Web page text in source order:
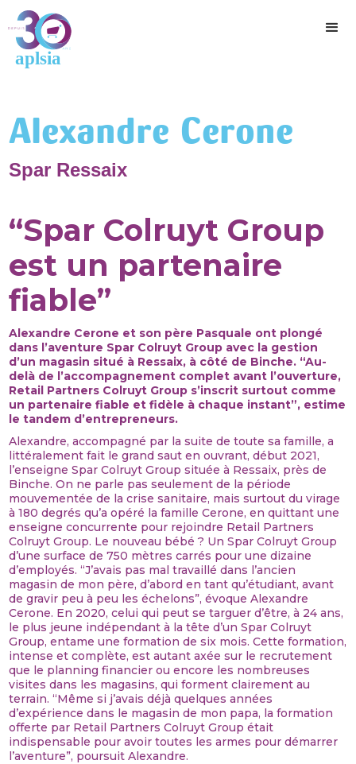
Alexandre Cerone
Spar Ressaix
“Spar Colruyt Group
est un partenaire
fiable”
Alexandre Cerone et son père Pasquale ont plongé
dans l’aventure Spar Colruyt Group avec la gestion
d’un magasin situé à Ressaix, à côté de Binche. “Au-
delà de l’accompagnement complet avant l’ouverture,
Retail Partners Colruyt Group s’inscrit surtout comme
un partenaire fiable et fidèle à chaque instant”, estime
le tandem d’entrepreneurs.
Alexandre, accompagné par la suite de toute sa famille, a
littéralement fait le grand saut en ouvrant, début 2021,
l’enseigne Spar Colruyt Group située à Ressaix, près de
Binche. On ne parle pas seulement de la période
mouvementée de la crise sanitaire, mais surtout du virage
à 180 degrés qu’a opéré la famille Cerone, en quittant une
enseigne concurrente pour rejoindre Retail Partners
Colruyt Group. Le nouveau bébé ? Un Spar Colruyt Group
d’une surface de 750 mètres carrés pour une dizaine
d’employés. “J’avais pas mal travaillé dans l’ancien
magasin de mon père, d’abord en tant qu’étudiant, avant
de gravir peu à peu les échelons”, évoque Alexandre
Cerone. En 2020, celui qui peut se targuer d’être, à 24 ans,
le plus jeune indépendant à la tête d’un Spar Colruyt
Group, entame une formation de six mois. Cette formation,
intense et complète, est autant axée sur le recrutement
que le planning financier ou encore les nombreuses
visites dans les magasins, qui forment clairement au
terrain. “Même si j’avais déjà quelques années
d’expérience dans le magasin de mon papa, la formation
offerte par Retail Partners Colruyt Group était
indispensable pour avoir toutes les armes pour démarrer
l’aventure”, poursuit Alexandre.